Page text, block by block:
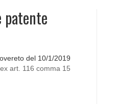
patente
del 10/1/2019
art. 116 comma 15